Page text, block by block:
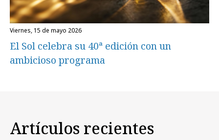
viernes, 15 de mayo 2026
El Sol celebra su 40ª edición con un
ambicioso programa
Artículos recientes